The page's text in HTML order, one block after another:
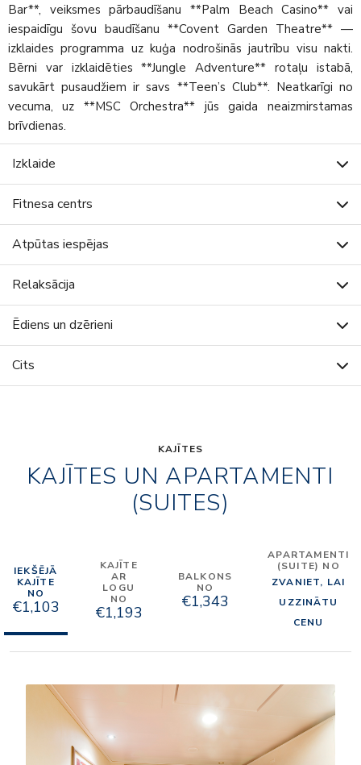
Bar**, veiksmes pārbaudīšanu **Palm Beach Casino** vai
iespaidīgu šovu baudīšanu **Covent Garden Theatre** —
izklaides programma uz kuģa nodrošinās jautrību visu nakti.
Bērni var izklaidēties **Jungle Adventure** rotaļu istabā,
savukārt pusaudžiem ir savs **Teen’s Club**. Neatkarīgi no
vecuma, uz **MSC Orchestra** jūs gaida neaizmirstamas
brīvdienas.
Izklaide
Fitnesa centrs
Atpūtas iespējas
Relaksācija
Ēdiens un dzērieni
Cits
KAJĪTES
KAJĪTES UN APARTAMENTI
(SUITES)
IEKŠĒJĀ
KAJĪTE
NO
€1,103
KAJĪTE
AR
LOGU
NO
€1,193
BALKONS
NO
€1,343
APARTAMENTI
(SUITE) NO
ZVANIET, LAI
UZZINĀTU
CENU